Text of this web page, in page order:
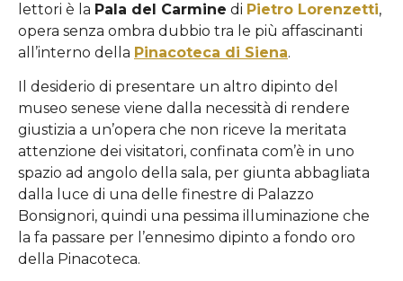
lettori è la Pala del Carmine di Pietro Lorenzetti,
opera senza ombra dubbio tra le più affascinanti
all’interno della Pinacoteca di Siena.
Il desiderio di presentare un altro dipinto del
museo senese viene dalla necessità di rendere
giustizia a un’opera che non riceve la meritata
attenzione dei visitatori, confinata com’è in uno
spazio ad angolo della sala, per giunta abbagliata
dalla luce di una delle finestre di Palazzo
Bonsignori, quindi una pessima illuminazione che
la fa passare per l’ennesimo dipinto a fondo oro
della Pinacoteca.